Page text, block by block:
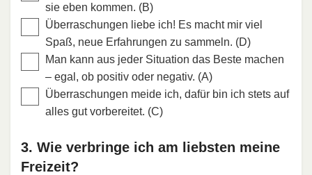
sie eben kommen. (B)
Überraschungen liebe ich! Es macht mir viel
Spaß, neue Erfahrungen zu sammeln. (D)
Man kann aus jeder Situation das Beste machen
– egal, ob positiv oder negativ. (A)
Überraschungen meide ich, dafür bin ich stets auf
alles gut vorbereitet. (C)
3. Wie verbringe ich am liebsten meine
Freizeit?